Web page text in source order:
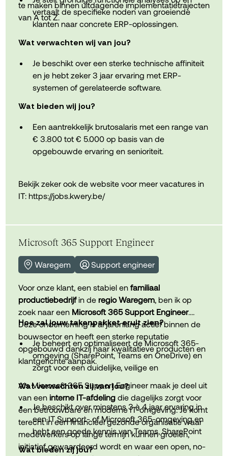
Ten slotte word je deel van een warm en
familiaal bedrijf met vlakke structuur en korte
Deze vacature ligt in het beheer van Charlotte
Andries, solliciteren kan via de website of via
charlotte@kwery.be
te maken binnen uitdagende implementatietrajecten
van A tot Z.
vertaalt de specifieke noden van groeiende
klanten naar concrete ERP-oplossingen.
Je beheert uitdagende projecten van korte duur
klanten.
Je voert grondige testen uit om de kwaliteit en
de goede werking van de opgeleverde
softwareoplossingen te garanderen.
treedt op als de centrale gesprekspartner
gedurende het gehele implementatieproces.
Wat verwachten wij van jou?
Je beschikt over een sterke technische affiniteit
en je hebt zeker 3 jaar ervaring met ERP-
systemen of gerelateerde software.
Je bent communicatief sterk ingesteld en je
Je hebt ervaring met functionele analyse,
integraties, het testen van software en het
intensief begeleiden van klanten.
een veranderende en snelgroeiende
werkomgeving.
Wat bieden wij jou?
Een aantrekkelijk brutosalaris met een range van
€ 3.800 tot € 5.000 op basis van de
opgebouwde ervaring en senioriteit.
Maaltijdcheques ter ondersteuning van de
dagelijkse maaltijden.
beroepskosten.Een uitgebreid pakket aan
aanvullende extralegale voordelen.
Een unieke werkplek bij een stabiele Vlaamse IT-
Bekijk zeker ook de website voor meer vacatures in
IT: https://jobs.kwery.be/
Microsoft 365 Support Engineer
Waregem Support engineer
Voor onze klant, een stabiel en familiaal
productiebedrijfin de regio Waregem, ben ik op
zoek naar een Microsoft 365 Support Engineer.
Deze onderneming is al jarenlang actief binnen de
bouwsector en heeft een sterke reputatie
opgebouwd dankzij haar kwalitatieve producten en
klantgerichte aanpak.
Als Microsoft 365 Support Engineer maak je deel uit
van een interne IT-afdeling die dagelijks zorgt voor
een betrouwbare en moderne IT-omgeving. Je komt
terecht in een financieel gezonde organisatie waar
medewerkers op lange termijn kunnen groeien,
initiatief gewaardeerd wordt en waar een open, no-
Hoe zal jouw takenpakket eruit zien?
Je beheert en optimaliseert de Microsoft 365-
omgeving (SharePoint, Teams en OneDrive) en
zorgt voor een duidelijke, veilige en
Je biedt ondersteuning aan collega's bij
Microsoft 365, verzorgt eerstelijnssupport en
helpt mee met het opstellen van richtlijnen rond
documentbeheer.
Wat verwachten zij van jou?
Je beschikt over minstens 3 à 4 jaar ervaring in
een IT Support- of Microsoft 365-omgeving en
hebt een goede kennis van Teams, SharePoint
en OneDrive.
Wat bieden zij jou?